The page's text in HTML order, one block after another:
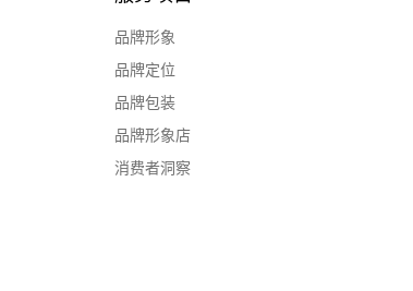
品牌形象
品牌定位
品牌包装
品牌形象店
消费者洞察